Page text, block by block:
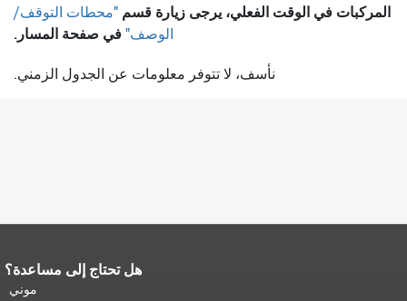
المركبات في الوقت الفعلي، يرجى زيارة قسم "محطات التوقف/
الوصف" في صفحة المسار.
نأسف، لا تتوفر معلومات عن الجدول الزمني.
هل تحتاج إلى مساعدة؟
موني